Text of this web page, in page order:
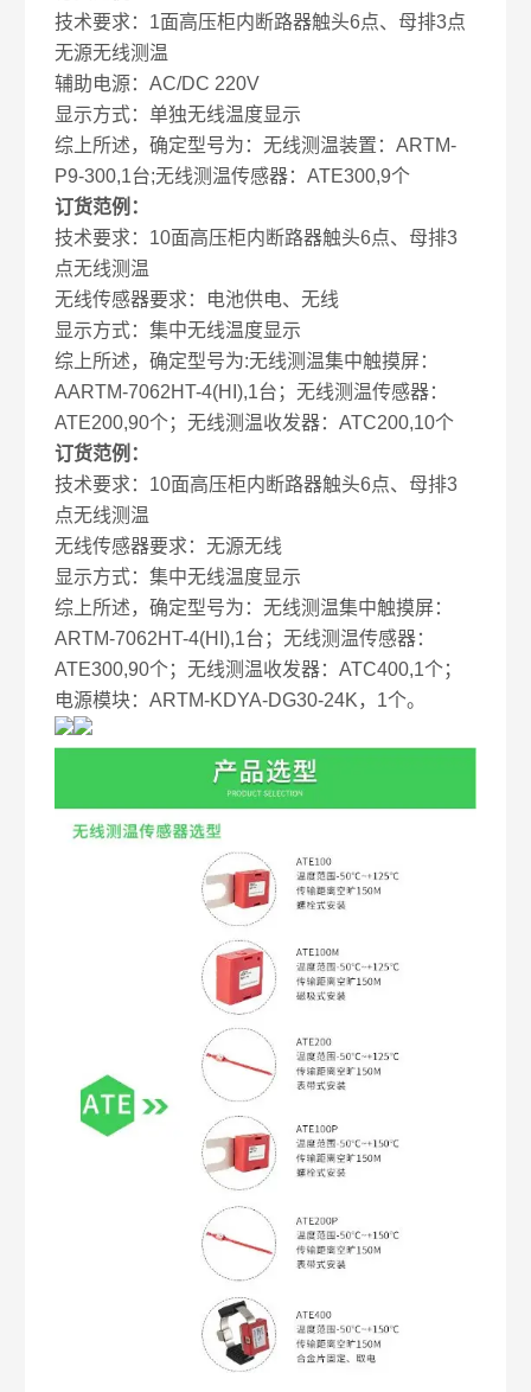
技术要求：1面高压柜内断路器触头6点、母排3点
无源无线测温
辅助电源：AC/DC 220V
显示方式：单独无线温度显示
综上所述，确定型号为：无线测温装置：ARTM-
P9-300,1台;无线测温传感器：ATE300,9个
订货范例：
技术要求：10面高压柜内断路器触头6点、母排3
点无线测温
无线传感器要求：电池供电、无线
显示方式：集中无线温度显示
综上所述，确定型号为:无线测温集中触摸屏：
AARTM-7062HT-4(HI),1台；无线测温传感器：
ATE200,90个；无线测温收发器：ATC200,10个
订货范例：
技术要求：10面高压柜内断路器触头6点、母排3
点无线测温
无线传感器要求：无源无线
显示方式：集中无线温度显示
综上所述，确定型号为：无线测温集中触摸屏：
ARTM-7062HT-4(HI),1台；无线测温传感器：
ATE300,90个；无线测温收发器：ATC400,1个；
电源模块：ARTM-KDYA-DG30-24K，1个。